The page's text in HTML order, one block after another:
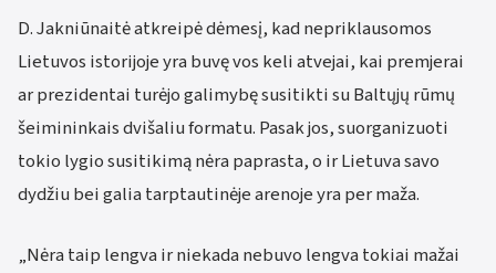
D. Jakniūnaitė atkreipė dėmesį, kad nepriklausomos
Lietuvos istorijoje yra buvę vos keli atvejai, kai premjerai
ar prezidentai turėjo galimybę susitikti su Baltųjų rūmų
šeimininkais dvišaliu formatu. Pasak jos, suorganizuoti
tokio lygio susitikimą nėra paprasta, o ir Lietuva savo
dydžiu bei galia tarptautinėje arenoje yra per maža.
„Nėra taip lengva ir niekada nebuvo lengva tokiai mažai